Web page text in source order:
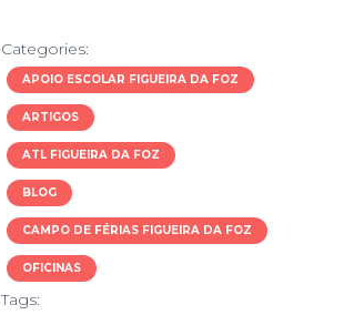
Categories:
APOIO ESCOLAR FIGUEIRA DA FOZ
ARTIGOS
ATL FIGUEIRA DA FOZ
BLOG
CAMPO DE FÉRIAS FIGUEIRA DA FOZ
OFICINAS
Tags: